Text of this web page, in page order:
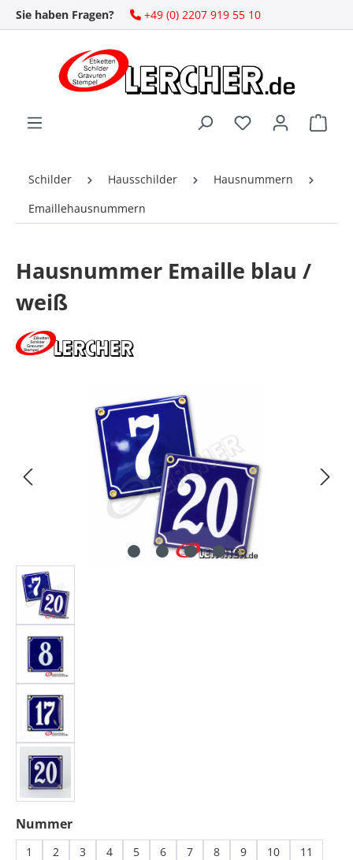
Zum Hauptinhalt springen
Sie haben Fragen? +49 (0) 2207 919 55 10
Schilder Hausschilder
Hausnummern
Emaillehausnummern
Hausnummer Emaille blau /
weiß
Bildergalerie überspringen
Nummerauswählen
1 2 3 4 5 6 7 8 9 10
11